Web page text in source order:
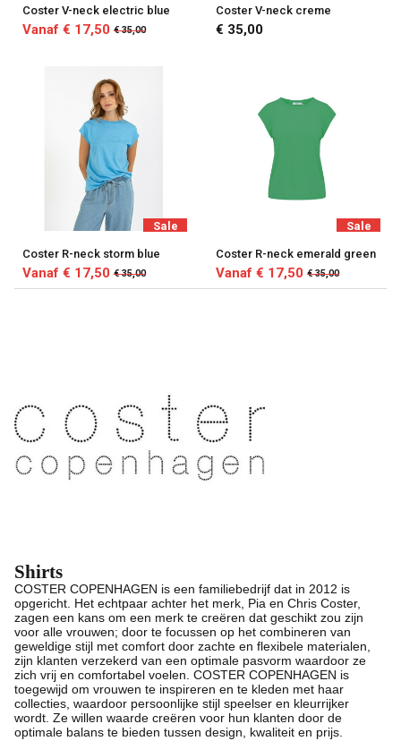
Coster V-neck electric blue
Vanaf € 17,50 € 35,00
Coster V-neck creme
€ 35,00
Sale
Coster R-neck storm blue
Vanaf € 17,50 € 35,00
Sale
Coster R-neck emerald green
Vanaf € 17,50 € 35,00
Shirts
COSTER COPENHAGEN is een familiebedrijf dat in 2012 is
opgericht. Het echtpaar achter het merk, Pia en Chris Coster,
zagen een kans om een ​​merk te creëren dat geschikt zou zijn
voor alle vrouwen; door te focussen op het combineren van
geweldige stijl met comfort door zachte en flexibele materialen,
zijn klanten verzekerd van een optimale pasvorm waardoor ze
zich vrij en comfortabel voelen. COSTER COPENHAGEN is
toegewijd om vrouwen te inspireren en te kleden met haar
collecties, waardoor persoonlijke stijl speelser en kleurrijker
wordt. Ze willen waarde creëren voor hun klanten door de
optimale balans te bieden tussen design, kwaliteit en prijs.